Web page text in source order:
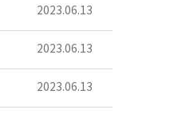
2023.06.13
2023.06.13
2023.06.13